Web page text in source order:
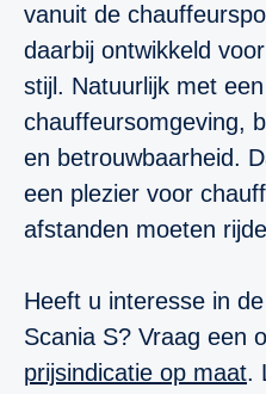
vanuit de
daarbij ontwikkeld
stijl. Natuurlijk met
chauffeursomgeving,
en betrouwbaarheid.
een plezier voor
afstanden moeten
Heeft u interesse in
Scania S? Vraag een
prijsindicatie op maat.